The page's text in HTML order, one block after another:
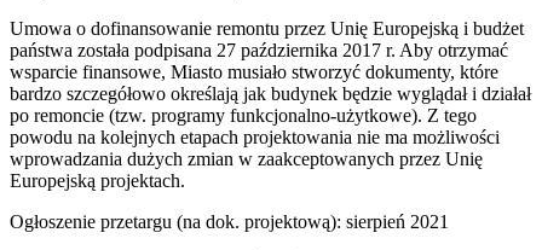
Umowa o dofinansowanie remontu przez Unię Europejską i budżet
państwa została podpisana 27 października 2017 r. Aby otrzymać
wsparcie finansowe, Miasto musiało stworzyć dokumenty, które
bardzo szczegółowo określają jak budynek będzie wyglądał i działał
po remoncie (tzw. programy funkcjonalno-użytkowe). Z tego
powodu na kolejnych etapach projektowania nie ma możliwości
wprowadzania dużych zmian w zaakceptowanych przez Unię
Europejską projektach.
Ogłoszenie przetargu (na dok. projektową): sierpień 2021